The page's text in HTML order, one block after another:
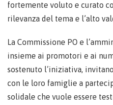
fortemente voluto e curato
rilevanza del tema e l’alto
La Commissione PO e
insieme ai promotori e ai
sostenuto l’iniziativa,
con le loro famiglie a
solidale che vuole essere